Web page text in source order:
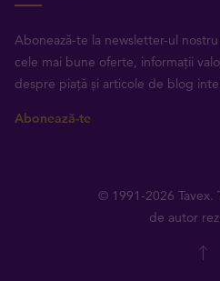
Abonează-te la newsletter-ul
cele mai bune oferte, informații
despre piață și articole de blog
Abonează-te
© 1991-2026 Tavex.
de autor